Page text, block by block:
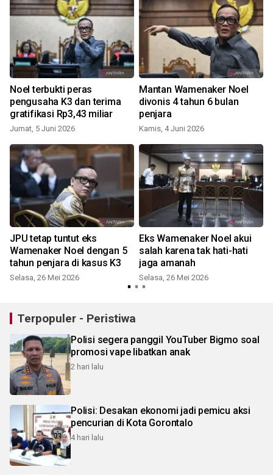
Noel terbukti peras
pengusaha K3 dan terima
gratifikasi Rp3,43 miliar
Jumat, 5 Juni 2026
Mantan Wamenaker Noel
divonis 4 tahun 6 bulan
penjara
Kamis, 4 Juni 2026
JPU tetap tuntut eks
Wamenaker Noel dengan 5
tahun penjara di kasus K3
Selasa, 26 Mei 2026
Eks Wamenaker Noel akui
salah karena tak hati-hati
jaga amanah
Selasa, 26 Mei 2026
Terpopuler - Peristiwa
Polisi segera panggil YouTuber Bigmo soal
promosi vape libatkan anak
2 hari lalu
Polisi: Desakan ekonomi jadi pemicu aksi
pencurian di Kota Gorontalo
4 hari lalu